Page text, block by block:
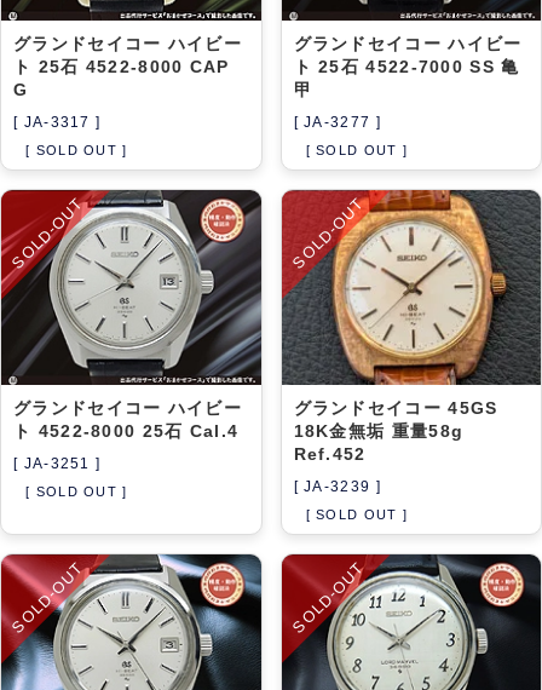
グランドセイコー ハイビー
ト 25石 4522-8000 CAP
G
[ JA-3317 ]
[ SOLD OUT ]
グランドセイコー ハイビー
ト 25石 4522-7000 SS 亀
甲
[ JA-3277 ]
[ SOLD OUT ]
SOLD-OUT
グランドセイコー ハイビー
ト 4522-8000 25石 Cal.4
[ JA-3251 ]
[ SOLD OUT ]
SOLD-OUT
グランドセイコー 45GS
18K金無垢 重量58g
Ref.452
[ JA-3239 ]
[ SOLD OUT ]
SOLD-OUT SOLD-OUT